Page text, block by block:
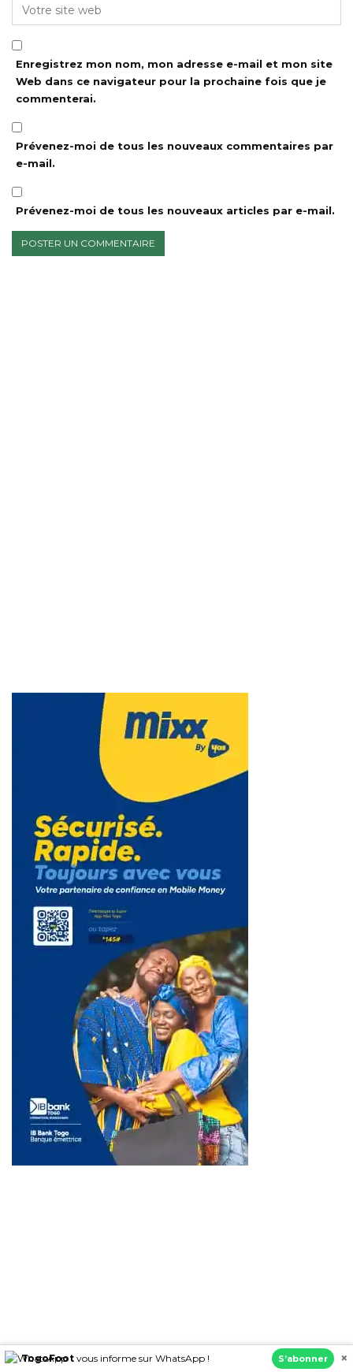
Enregistrez mon nom, mon adresse e-mail et mon site
Web dans ce navigateur pour la prochaine fois que je
commenterai.
Prévenez-moi de tous les nouveaux commentaires par
e-mail.
Prévenez-moi de tous les nouveaux articles par e-mail.
TogoFoot vous informe sur WhatsApp ! S’abonner ×